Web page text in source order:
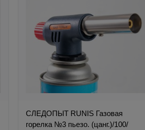
СЛЕДОПЫТ RUNIS Газовая
горелка №3 пьезо. (цанг.)/100/